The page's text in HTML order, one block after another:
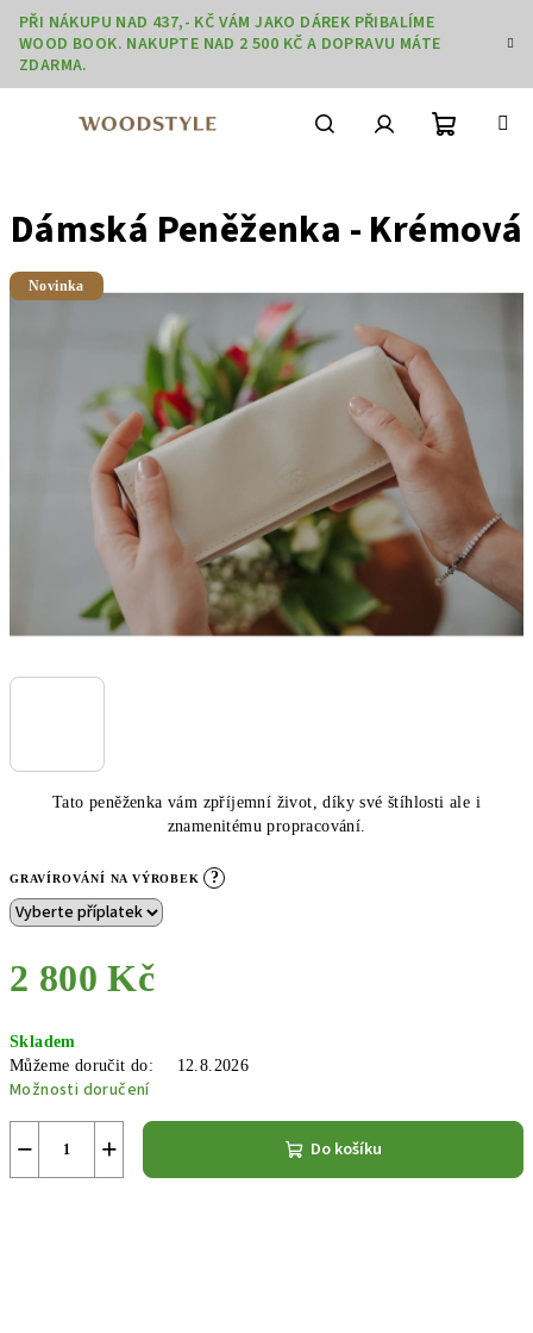
Přejít
obsah
PŘI NÁKUPU NAD 437,- KČ VÁM JAKO DÁREK PŘIBALÍME
WOOD BOOK. NAKUPTE NAD 2 500 KČ A DOPRAVU MÁTE
ZDARMA.
košík
Tato peněženka vám zpříjemní život, díky své štíhlosti ale i
znamenitému propracování.
GRAVÍROVÁNÍ NA VÝROBEK ?
2 800 Kč
cena:
Skladem
Můžeme doručit do:
12.8.2026
Možnosti doručení
+
− Do košíku
Dámská Peněženka - Krémová
Novinka